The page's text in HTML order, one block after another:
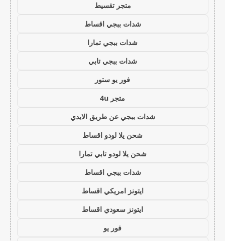
متجر تقسيط
شدات ببجي اقساط
شدات ببجي تمارا
شدات ببجي تابي
فور يو ستور
متجر 4u
شدات ببجي عن طريق الايدي
شحن يلا لودو اقساط
شحن يلا لودو تابي تمارا
شدات ببجي اقساط
ايتونز امريكي اقساط
ايتونز سعودي اقساط
فور يو